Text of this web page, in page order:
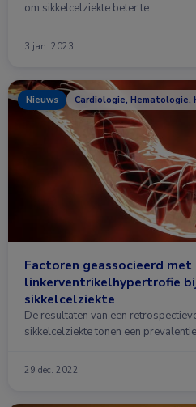
om sikkelcelziekte beter te …
3 jan. 2023
Nieuws Cardiologie, Hematologie,
Factoren geassocieerd met
linkerventrikelhypertrofie
sikkelcelziekte
De resultaten van een
sikkelcelziekte tonen een
29 dec. 2022